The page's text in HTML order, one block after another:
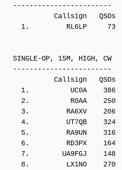
------------------------
Callsign   QSOs  Points
1.         RL6LP     73
SINGLE-OP, 15M, HIGH, CW
------------------------
Callsign   QSOs  Points
1.          UC0A    386
2.          R0AA    250
3.         RA6XV    206
4.         UT7QB    324
5.         RA9UN    316
6.         RD3PX    164
7.        UA9FGJ    148
8.         LX1NO    270